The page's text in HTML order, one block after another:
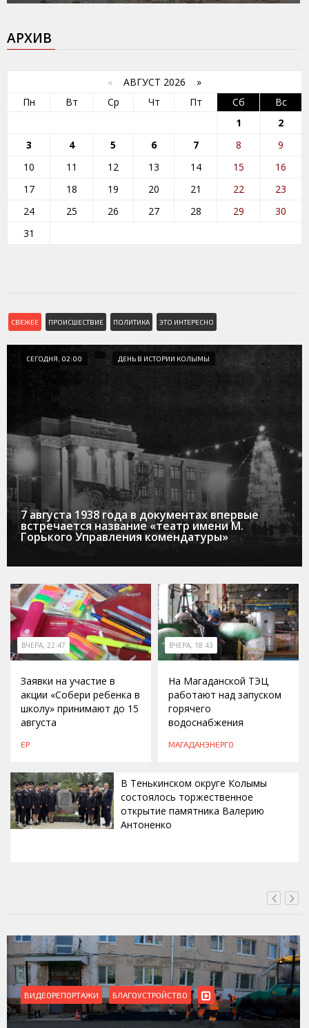
АРХИВ
« АВГУСТ 2026 »
Пн
Вт Ср Чт Пт Сб
Вс
1
2
3
4 5 6 7 8
9
10
11 12 13 14 15
16
17
18 19 20 21 22
23
24
25 26 27 28 29
30
31
СВЕЖЕЕ ПРОИСШЕСТВИЕ ПОЛИТИКА ЭТО ИНТЕРЕСНО
СЕГОДНЯ, 02:00 ДЕНЬ В ИСТОРИИ КОЛЫМЫ
7 августа 1938 года в документах впервые
встречается название «театр имени М.
Горького Управления комендатуры»
ВЧЕРА, 22:47
Заявки на участие в
акции «Собери ребенка в
школу» принимают до 15
августа
ЕР
ВЧЕРА, 18:43
На Магаданской ТЭЦ
работают над запуском
горячего
водоснабжения
МАГАДАНЭНЕРГО
В Тенькинском округе Колымы
состоялось торжественное
открытие памятника Валерию
Антоненко
ВИДЕОРЕПОРТАЖИ БЛАГОУСТРОЙСТВО